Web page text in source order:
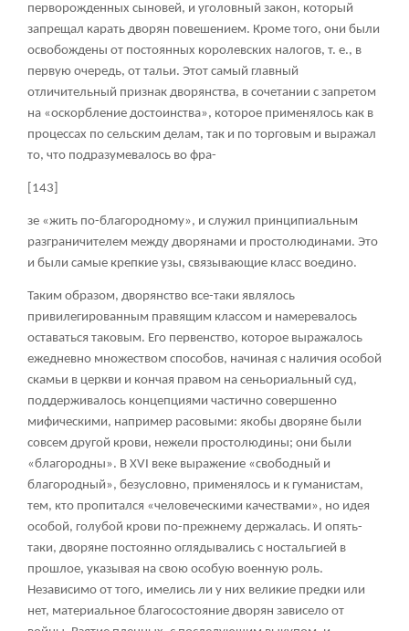
перворожденных сыновей, и уголовный закон, который
запрещал карать дворян повешением. Кроме того, они были
освобождены от постоянных королевских налогов, т. е., в
первую очередь, от тальи. Этот самый главный
отличительный признак дворянства, в сочетании с запретом
на «оскорбление достоинства», которое применялось как в
процессах по сельским делам, так и по торговым и выражал
то, что подразумевалось во фра-
[143]
зе «жить по-благородному», и служил принципиальным
разграничителем между дворянами и простолюдинами. Это
и были самые крепкие узы, связывающие класс воедино.
Таким образом, дворянство все-таки являлось
привилегированным правящим классом и намеревалось
оставаться таковым. Его первенство, которое выражалось
ежедневно множеством способов, начиная с наличия особой
скамьи в церкви и кончая правом на сеньориальный суд,
поддерживалось концепциями частично совершенно
мифическими, например расовыми: якобы дворяне были
совсем другой крови, нежели простолюдины; они были
«благородны». В XVI веке выражение «свободный и
благородный», безусловно, применялось и к гуманистам,
тем, кто пропитался «человеческими качествами», но идея
особой, голубой крови по-прежнему держалась. И опять-
таки, дворяне постоянно оглядывались с ностальгией в
прошлое, указывая на свою особую военную роль.
Независимо от того, имелись ли у них великие предки или
нет, материальное благосостояние дворян зависело от